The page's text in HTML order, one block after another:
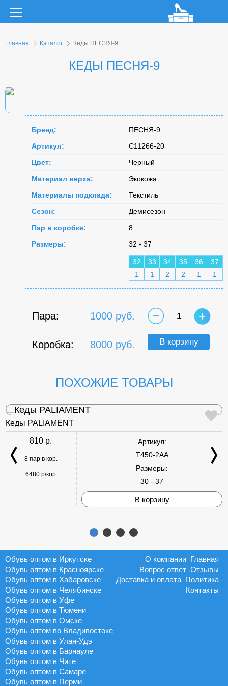
Главная Каталог Кеды ПЕСНЯ-9
КЕДЫ ПЕСНЯ-9
Бренд:
ПЕСНЯ-9
Артикул:
C11266-20
Цвет:
Черный
Материал верха:
Экокожа
Материалы подклада:
Текстиль
Сезон:
Демисезон
Пар в коробке:
8
Размеры:
32 - 37
32 33 34 35 36
37
1
1 2 2 1 1
Пара: 1000 руб.
Коробка: 8000 руб.
1
В корзину
ПОХОЖИЕ ТОВАРЫ
Кеды PALIAMENT
810 р.
8 пар в кор.
6480 р/кор
Артикул:
T450-2AA
Размеры:
30 - 37
В корзину
Обувь оптом в Иркутске
Обувь оптом в Красноярске
Обувь оптом в Хабаровске
Обувь оптом в Челябинске
Обувь оптом в Уфе
Обувь оптом в Тюмени
Обувь оптом в Омске
Обувь оптом во Владивостоке
Обувь оптом в Улан-Удэ
Обувь оптом в Барнауле
Обувь оптом в Чите
Обувь оптом в Самаре
Обувь оптом в Перми
Главная
О компании
Отзывы
Вопрос ответ
Политика
Доставка и оплата
Контакты